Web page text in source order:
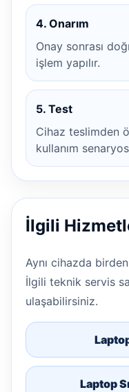
4. Onarım
Onay sonrası
işlem yapılır.
5. Test
Cihaz teslimden
kullanım
İlgili
Aynı cihazda
İlgili teknik servis
ulaşabilirsiniz.
Laptop